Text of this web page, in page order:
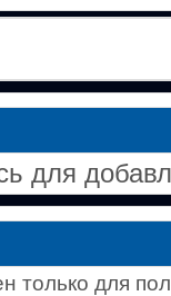
для
только для